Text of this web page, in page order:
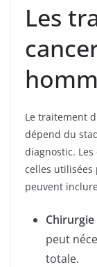
Les
Le traitement
dépend du
diagnostic.
celles
peuvent
Chirurgie
peut
totale.